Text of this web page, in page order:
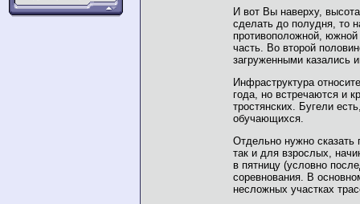
И вот Вы наверху,
сделать до полудня, то
противоположной,
часть. Во второй
загруженными казались
Инфраструктура
года, но встречаются и
тростянских. Бугели
обучающихся.
Отдельно нужно
так и для взрослых,
в пятницу (условно
соревнования. В
несложных участках